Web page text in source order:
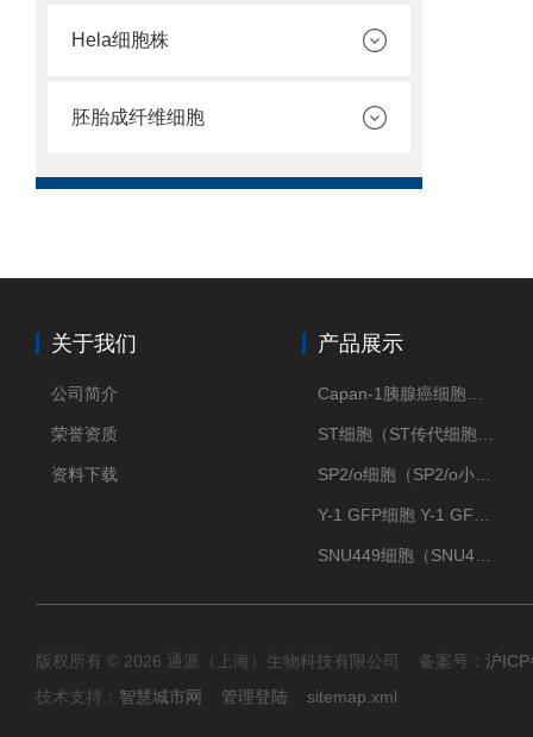
Hela细胞株
胚胎成纤维细胞
关于我们
公司简介
荣誉资质
资料下载
产品展示
版权所有 © 2026 通派（上海）生物科技有限公司 备案号： 沪
技术支持： 智慧城市网 管理登陆 sitemap.xml